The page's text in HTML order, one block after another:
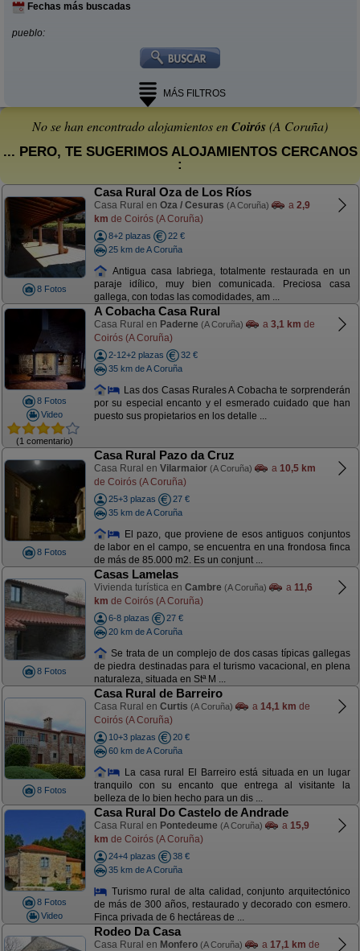
Fechas más buscadas
pueblo:
MÁS FILTROS
No se han encontrado alojamientos enCoirós(A Coruña)
... PERO, TE SUGERIMOS ALOJAMIENTOS CERCANOS
:
8 Fotos
Casa Rural Oza de Los Ríos
Casa Rural en Oza / Cesuras (A Coruña) a 2,9
km de Coirós (A Coruña)
8+2 plazas
22 €
25 km de A Coruña
Antigua casa labriega, totalmente restaurada en un
paraje idílico, muy bien comunicada. Preciosa casa
gallega, con todas las comodidades, am ...
8 Fotos
Video
(1 comentario)
A Cobacha Casa Rural
Casa Rural en Paderne (A Coruña) a 3,1 km de
Coirós (A Coruña)
2-12+2 plazas
32 €
35 km de A Coruña
Las dos Casas Rurales A Cobacha te sorprenderán
por su especial encanto y el esmerado cuidado que han
puesto sus propietarios en los detalle ...
8 Fotos
Casa Rural Pazo da Cruz
Casa Rural en Vilarmaior (A Coruña) a 10,5 km
de Coirós (A Coruña)
25+3 plazas
27 €
35 km de A Coruña
El pazo, que proviene de esos antiguos conjuntos
de labor en el campo, se encuentra en una frondosa finca
de más de 85.000 m2. Es un conjunt ...
8 Fotos
Casas Lamelas
Vivienda turística en Cambre (A Coruña) a 11,6
km de Coirós (A Coruña)
6-8 plazas
27 €
20 km de A Coruña
Se trata de un complejo de dos casas típicas gallegas
de piedra destinadas para el turismo vacacional, en plena
naturaleza, situada en Stª M ...
8 Fotos
Casa Rural de Barreiro
Casa Rural en Curtis (A Coruña) a 14,1 km de
Coirós (A Coruña)
10+3 plazas
20 €
60 km de A Coruña
La casa rural El Barreiro está situada en un lugar
tranquilo con su encanto que entrega al visitante la
belleza de lo bien hecho para un dis ...
8 Fotos
Video
Casa Rural Do Castelo de Andrade
Casa Rural en Pontedeume (A Coruña) a 15,9
km de Coirós (A Coruña)
24+4 plazas
38 €
35 km de A Coruña
Turismo rural de alta calidad, conjunto arquitectónico
de más de 300 años, restaurado y decorado con esmero.
Finca privada de 6 hectáreas de ...
Rodeo Da Casa
Casa Rural en Monfero (A Coruña) a 17,1 km de